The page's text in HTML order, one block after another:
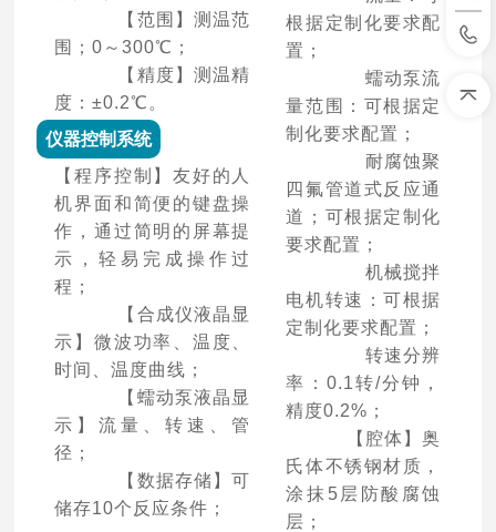
【范围】测温范
围；0～300℃；
【精度】测温精
度：±0.2℃。
仪器控制系统
【程序控制】友好的人
机界面和简便的键盘操
作，通过简明的屏幕提
示，轻易完成操作过
程；
【合成仪液晶显
示】微波功率、温度、
时间、温度曲线；
【蠕动泵液晶显
示】流量、转速、管
径；
【数据存储】可
储存10个反应条件；
根据定制化要求配
置；
蠕动泵流
量范围：可根据定
制化要求配置；
耐腐蚀聚
四氟管道式反应通
道；可根据定制化
要求配置；
机械搅拌
电机转速：可根据
定制化要求配置；
转速分辨
率：0.1转/分钟，
精度0.2%；
【腔体】奥
氏体不锈钢材质，
涂抹5层防酸腐蚀
层；